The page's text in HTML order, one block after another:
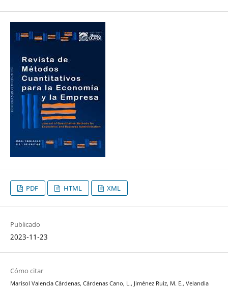
PDF HTML XML
Publicado
2023-11-23
Cómo citar
Marisol Valencia Cárdenas, Cárdenas Cano, L., Jiménez Ruiz, M. E., Velandia